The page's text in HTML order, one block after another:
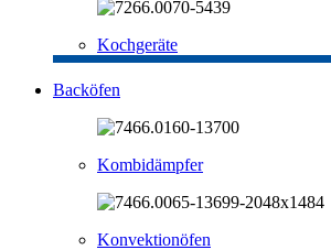
Kochgeräte
Backöfen
Kombidämpfer
Konvektionöfen